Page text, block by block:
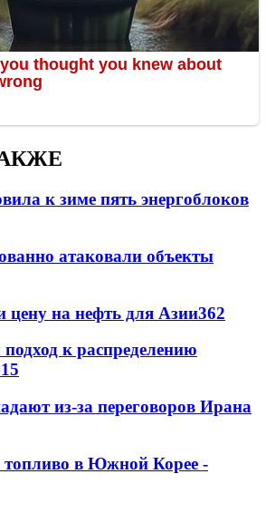
к зиме пять энергоблоков
атаковали объекты
цену на нефть для Азии362
к распределению
из-за переговоров Ирана
топливо в Южной Корее -